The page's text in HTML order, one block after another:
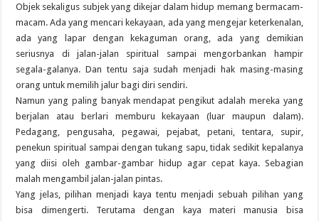
Objek sekaligus subjek yang dikejar dalam hidup memang bermacam-
macam. Ada yang mencari kekayaan, ada yang mengejar keterkenalan,
ada yang lapar dengan kekaguman orang, ada yang demikian
seriusnya di jalan-jalan spiritual sampai mengorbankan hampir
segala-galanya. Dan tentu saja sudah menjadi hak masing-masing
orang untuk memilih jalur bagi diri sendiri.
Namun yang paling banyak mendapat pengikut adalah mereka yang
berjalan atau berlari memburu kekayaan (luar maupun dalam).
Pedagang, pengusaha, pegawai, pejabat, petani, tentara, supir,
penekun spiritual sampai dengan tukang sapu, tidak sedikit kepalanya
yang diisi oleh gambar-gambar hidup agar cepat kaya. Sebagian
malah mengambil jalan-jalan pintas.
Yang jelas, pilihan menjadi kaya tentu menjadi sebuah pilihan yang
bisa dimengerti. Terutama dengan kaya materi manusia bisa